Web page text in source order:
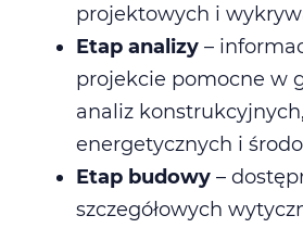
projektowych i
Etap analizy –
projekcie pomocne w
analiz konstrukcyjnych,
energetycznych i
Etap budowy –
szczegółowych